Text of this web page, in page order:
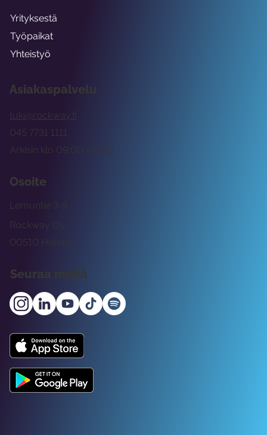
Asiakaspalvelu
tuki@rockway.fi
Arkisin klo 09:00 -15:00
045 7731 1111
Osoite
Rockway Oy
Lemuntie 3-5
00510 Helsinki
Seuraa meitä
Yrityksestä
Työpaikat
Yhteistyö